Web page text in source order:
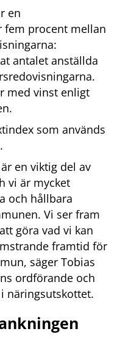
en
fem procent mellan
antalet anställda
med vinst enligt
som används
en viktig del av
vi är mycket
och hållbara
Vi ser fram
göra vad vi kan
framtid för
säger Tobias
ordförande och
näringsutskottet.